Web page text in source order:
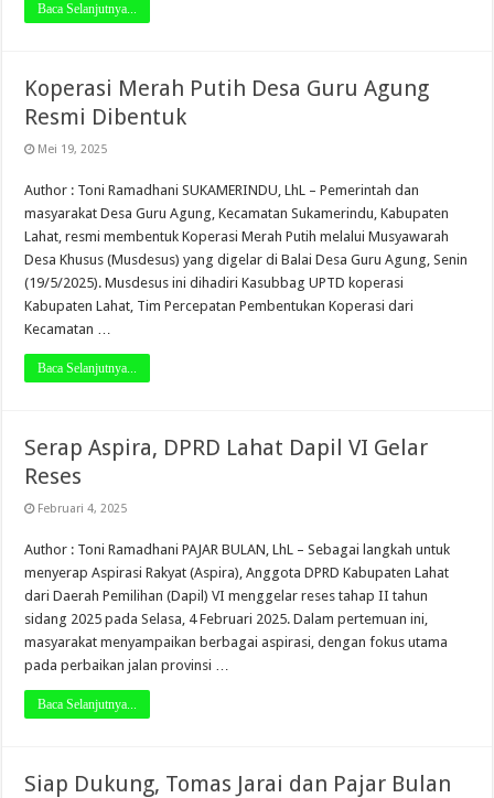
Baca Selanjutnya...
Koperasi Merah Putih Desa Guru Agung
Resmi Dibentuk
Mei 19, 2025
Author : Toni Ramadhani SUKAMERINDU, LhL – Pemerintah dan
masyarakat Desa Guru Agung, Kecamatan Sukamerindu, Kabupaten
Lahat, resmi membentuk Koperasi Merah Putih melalui Musyawarah
Desa Khusus (Musdesus) yang digelar di Balai Desa Guru Agung, Senin
(19/5/2025). Musdesus ini dihadiri Kasubbag UPTD koperasi
Kabupaten Lahat, Tim Percepatan Pembentukan Koperasi dari
Kecamatan …
Baca Selanjutnya...
Serap Aspira, DPRD Lahat Dapil VI Gelar
Reses
Februari 4, 2025
Author : Toni Ramadhani PAJAR BULAN, LhL – Sebagai langkah untuk
menyerap Aspirasi Rakyat (Aspira), Anggota DPRD Kabupaten Lahat
dari Daerah Pemilihan (Dapil) VI menggelar reses tahap II tahun
sidang 2025 pada Selasa, 4 Februari 2025. Dalam pertemuan ini,
masyarakat menyampaikan berbagai aspirasi, dengan fokus utama
pada perbaikan jalan provinsi …
Baca Selanjutnya...
Siap Dukung, Tomas Jarai dan Pajar Bulan